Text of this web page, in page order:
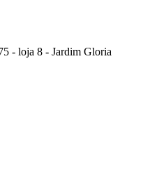
- loja 8 - Jardim Gloria